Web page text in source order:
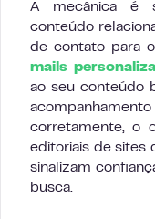
A mecânica é
conteúdo
de contato para
mails
ao seu conteúdo
corretamente, o
editoriais de sites
sinalizam
busca.